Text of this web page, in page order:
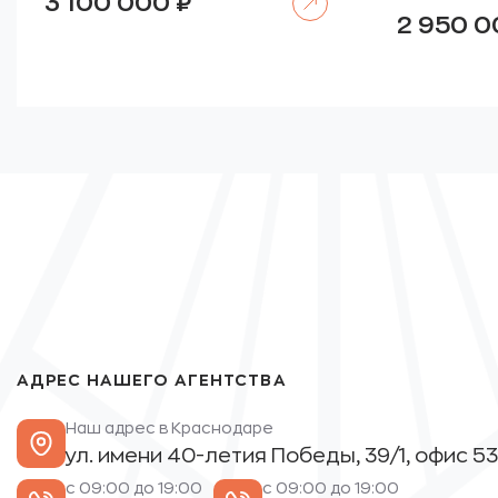
2 950
АДРЕС НАШЕГО АГЕНТСТВА
Наш адрес в Краснодаре
ул. имени 40-летия Победы, 39/1, офис 53
с 09:00 до 19:00 с 09:00 до 19:00